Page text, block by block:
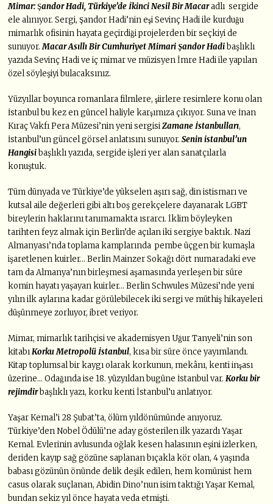
Mimar:Şandor Hadi, Türkiye’de İkinci Nesil Bir Macaradlı sergide
ele alınıyor. Sergi, Şandor Hadi’nin eşi Sevinç Hadi ile kurduğu
mimarlık ofisinin hayata geçirdiği projelerden bir seçkiyi de
sunuyor.Macar Asıllı Bir Cumhuriyet Mimari Şandor Hadibaşlıklı
yazıda Sevinç Hadi ve iç mimar ve müzisyen İmre Hadi ile yapılan
özel söyleşiyi bulacaksınız.
Yüzyıllar boyunca romanlara filmlere, şiirlere resimlere konu olan
İstanbul bu kez en güncel haliyle karşımıza çıkıyor. Suna ve İnan
Kıraç Vakfı Pera Müzesi’nin yeni sergisiZamane İstanbulları,
İstanbul’un güncel görsel anlatısını sunuyor.Senin istanbul’un
Hangisibaşlıklı yazıda, sergide işleri yer alan sanatçılarla
konuştuk.
Tüm dünyada ve Türkiye’de yükselen aşırı sağ, din istismarı ve
kutsal aile değerleri gibi altı boş gerekçelere dayanarak LGBT
bireylerin haklarını tanımamakta ısrarcı. İklim böyleyken
tarihten feyz almak için Berlin’de açılan iki sergiye baktık. Nazi
Almanyası’nda toplama kamplarında pembe üçgen bir kumaşla
işaretlenen kuirler… Berlin Mainzer Sokağı dört numaradaki eve
tam da Almanya’nın birleşmesi aşamasında yerleşen bir süre
komin hayatı yaşayan kuirler… Berlin Schwules Müzesi’nde yeni
yılın ilk aylarına kadar görülebilecek iki sergi ve müthiş hikayeleri
düşünmeye zorluyor, ibret veriyor.
Mimar, mimarlık tarihçisi ve akademisyen Uğur Tanyeli’nin son
kitabıKorku Metropolü İstanbul, kısa bir süre önce yayımlandı.
Kitap toplumsal bir kaygı olarak korkunun, mekânı, kenti inşası
üzerine… Odağında ise 18. yüzyıldan bugüne İstanbul var.Korku bir
rejimdirbaşlıklı yazı, korku kenti İstanbul’u anlatıyor.
Yaşar Kemal’i 28 Şubat’ta, ölüm yıldönümünde anıyoruz.
Türkiye’den Nobel Ödülü’ne aday gösterilen ilk yazardı Yaşar
Kemal. Evlerinin avlusunda oğlak kesen halasının eşini izlerken,
deriden kayıp sağ gözüne saplanan bıçakla kör olan, 4 yaşında
babası gözünün önünde delik deşik edilen, hem komünist hem
casus olarak suçlanan, Abidin Dino’nun isim taktığı Yaşar Kemal,
bundan sekiz yıl önce hayata veda etmişti.